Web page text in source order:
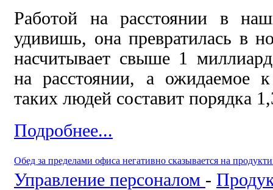
Работой на расстоянии в
удивишь, она превратилась в
насчитывает свыше 1
на расстоянии, а ожидаемое
таких людей составит порядка
Подробнее...
Обед за пределами офиса негативно сказывается на
Управление персоналом -